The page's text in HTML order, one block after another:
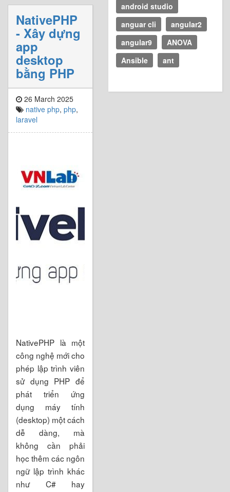
NativePHP
- Xây dựng
app
desktop
bằng PHP
26 March 2025
native php, php,
laravel
NativePHP là một
công nghệ mới cho
phép lập trình viên
sử dụng PHP để
phát triển ứng
dụng máy tính
(desktop) một cách
dễ dàng, mà
không cần phải
học thêm các ngôn
ngữ lập trình khác
như C# hay
android studio
anguar cli
angular2
angular9
ANOVA
Ansible
ant